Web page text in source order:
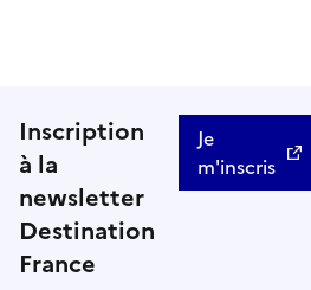
Inscription
à la
newsletter
Destination
France
Je
m'inscris